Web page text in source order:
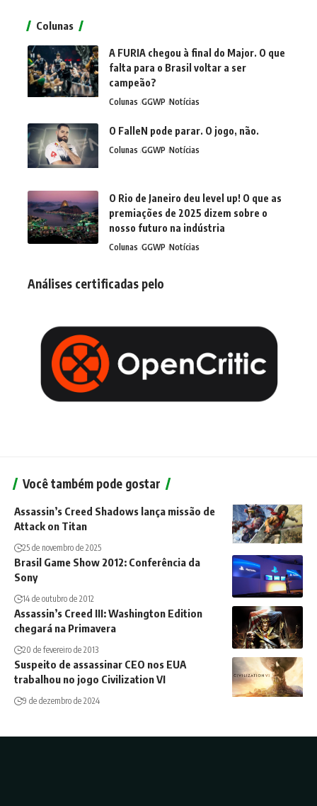
Colunas
A FURIA chegou à final do Major. O que
falta para o Brasil voltar a ser
campeão?
Colunas GGWP Notícias
O FalleN pode parar. O jogo, não.
Colunas GGWP Notícias
O Rio de Janeiro deu level up! O que as
premiações de 2025 dizem sobre o
nosso futuro na indústria
Colunas GGWP Notícias
Análises certificadas pelo
Você também pode gostar
Assassin’s Creed Shadows lança missão de
Attack on Titan
25 de novembro de 2025
Brasil Game Show 2012: Conferência da
Sony
14 de outubro de 2012
Assassin’s Creed III: Washington Edition
chegará na Primavera
20 de fevereiro de 2013
Suspeito de assassinar CEO nos EUA
trabalhou no jogo Civilization VI
9 de dezembro de 2024